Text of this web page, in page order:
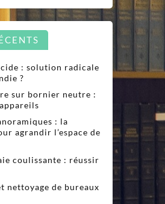
: solution radicale
?
sur bornier neutre :
: la
agrandir l’espace de
coulissante : réussir
nettoyage de bureaux